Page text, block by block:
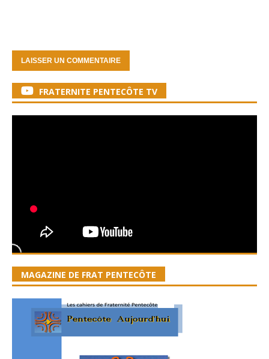
FRATERNITE PENTECÔTE TV
MAGAZINE DE FRAT PENTECÔTE